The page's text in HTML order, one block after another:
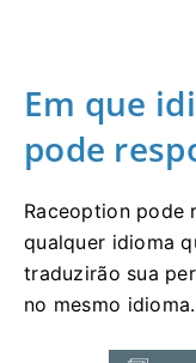
Em que
pode
Raceoption pode
qualquer idioma
traduzirão sua
no mesmo idioma.